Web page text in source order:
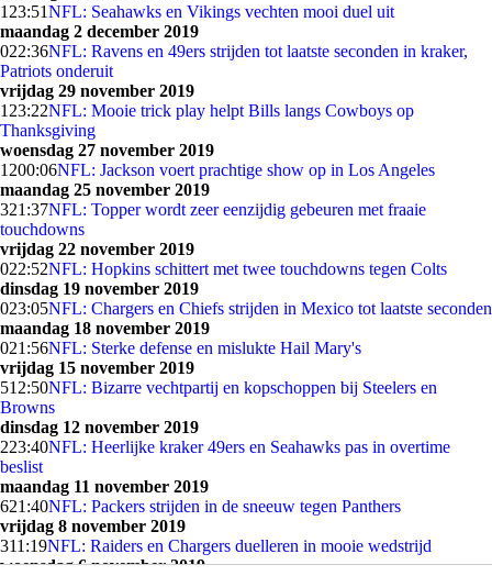
1 23:51NFL: Seahawks en Vikings vechten mooi duel uit
maandag 2 december 2019
022:36NFL: Ravens en 49ers strijden tot laatste seconden in kraker,
Patriots onderuit
vrijdag 29 november 2019
1 23:22NFL: Mooie trick play helpt Bills langs Cowboys op
Thanksgiving
woensdag 27 november 2019
1200:06NFL: Jackson voert prachtige show op in Los Angeles
maandag 25 november 2019
321:37NFL: Topper wordt zeer eenzijdig gebeuren met fraaie
touchdowns
vrijdag 22 november 2019
022:52NFL: Hopkins schittert met twee touchdowns tegen Colts
dinsdag 19 november 2019
023:05NFL: Chargers en Chiefs strijden in Mexico tot laatste seconden
maandag 18 november 2019
021:56NFL: Sterke defense en mislukte Hail Mary's
vrijdag 15 november 2019
512:50NFL: Bizarre vechtpartij en kopschoppen bij Steelers en
Browns
dinsdag 12 november 2019
223:40NFL: Heerlijke kraker 49ers en Seahawks pas in overtime
beslist
maandag 11 november 2019
621:40NFL: Packers strijden in de sneeuw tegen Panthers
vrijdag 8 november 2019
311:19NFL: Raiders en Chargers duelleren in mooie wedstrijd
woensdag 6 november 2019